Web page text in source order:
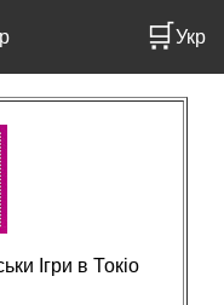
🛒Укр
Ігри в Токіо